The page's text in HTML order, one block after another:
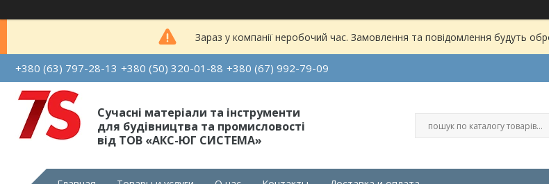
Зараз у компанії неробочий час. Замовлення та повідомлення будуть
+380 (63) 797-28-13 +380 (50) 320-01-88 +380 (67) 992-79-09
Сучасні матеріали та інструменти
для будівництва та промисловості
від ТОВ «АКС-ЮГ СИСТЕМА»